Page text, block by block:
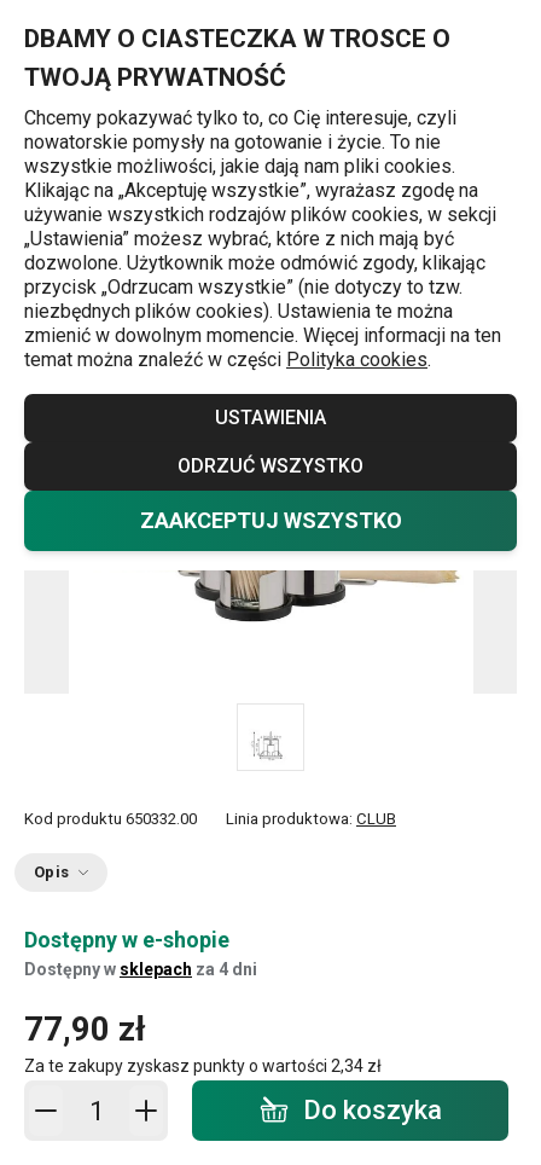
DBAMY O CIASTECZKA W TROSCE O
TWOJĄ PRYWATNOŚĆ
Chcemy pokazywać tylko to, co Cię interesuje, czyli
nowatorskie pomysły na gotowanie i życie. To nie
wszystkie możliwości, jakie dają nam pliki cookies.
Klikając na „Akceptuję wszystkie”, wyrażasz zgodę na
używanie wszystkich rodzajów plików cookies, w sekcji
„Ustawienia” możesz wybrać, które z nich mają być
dozwolone. Użytkownik może odmówić zgody, klikając
przycisk „Odrzucam wszystkie” (nie dotyczy to tzw.
niezbędnych plików cookies). Ustawienia te można
zmienić w dowolnym momencie. Więcej informacji na ten
temat można znaleźć w części Polityka cookies.
USTAWIENIA
ODRZUĆ WSZYSTKO
ZAAKCEPTUJ WSZYSTKO
Zestawy przyprawników
Komplet sól-pieprz-wykałaczki-serw
CLUB
Kod produktu 650332.00 Linia produktowa: CLUB
Opis
Dostępny w e-shopie
Dostępny w sklepach za 4 dni
77,90 zł
Za te zakupy zyskasz punkty o wartości 2,34 zł
Dodaj do koszyka - ilość Do koszyka